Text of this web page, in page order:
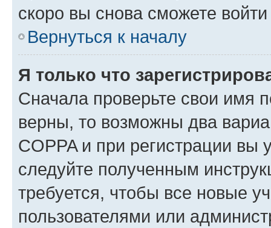
скоро вы снова сможете
Вернуться к началу
Я только что
Сначала проверьте свои имя
верны, то возможны два
COPPA и при регистрации вы
следуйте полученным
требуется, чтобы все новые
пользователями или